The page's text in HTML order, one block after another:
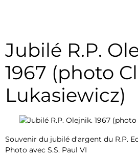
Jubilé R.P.
1967 (photo
Lukasiewicz)
Souvenir du jubilé d'argent du R.P.
Photo avec S.S. Paul VI